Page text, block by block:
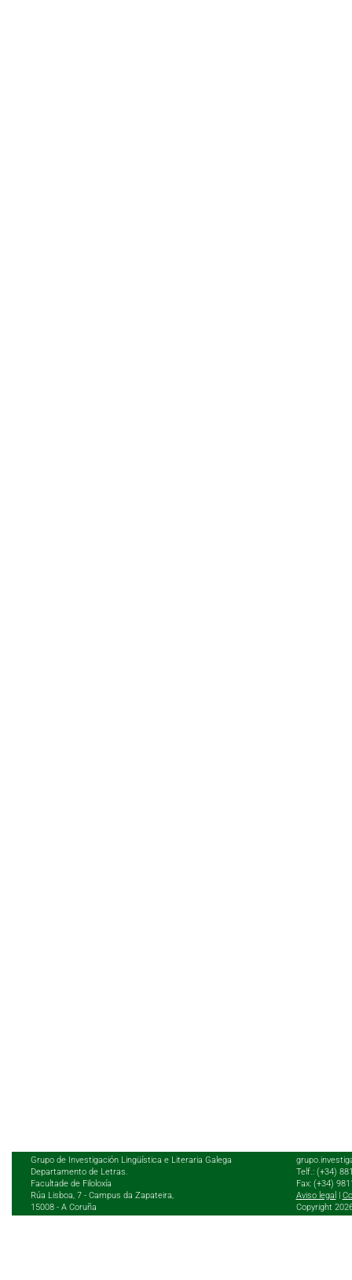
Grupo de Investigación Lingüística e Literaria Galega
Departamento de Letras.
Facultade de Filoloxía
Rúa Lisboa, 7 - Campus da Zapateira,
15008 - A Coruña
Telf.: (+34)
Fax: (+34)
Aviso legal |
Copyright